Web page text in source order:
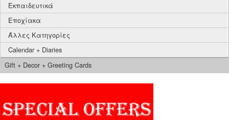
Εκπαιδευτικά
Εποχίακα
Άλλες Κατηγορίες
Calendar + Diaries
Gift + Decor + Greeting Cards